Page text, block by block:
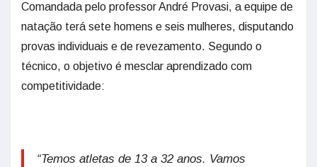
Comandada pelo professor André Provasi, a equipe de
natação terá sete homens e seis mulheres, disputando
provas individuais e de revezamento. Segundo o
técnico, o objetivo é mesclar aprendizado com
competitividade:
“Temos atletas de 13 a 32 anos. Vamos